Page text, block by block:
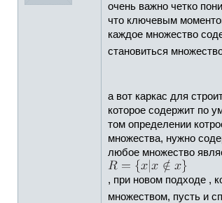
очень важно четко
что ключевым
каждое множество
становиться
а вот каркас для
которое содержит по
том определении
множества, нужно
любое множество
, при новом подходе ,
множеством, пусть и